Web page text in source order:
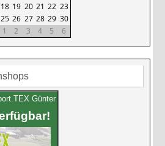
18 19 20 21 22 23
25 26 27 28 29 30
1 2 3 4 5 6
Günter